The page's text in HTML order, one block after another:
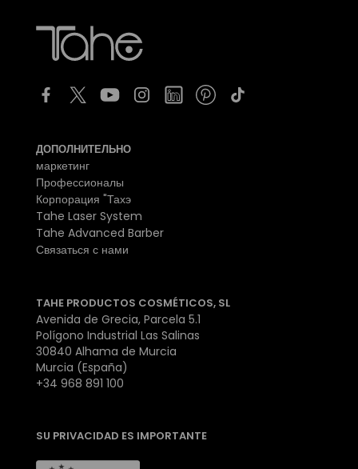
ДОПОЛНИТЕЛЬНО
маркетинг
Профессионалы
Корпорация "Тахэ
Tahe Laser System
Tahe Advanced Barber
Связаться с нами
TAHE PRODUCTOS COSMÉTICOS, SL
Avenida de Grecia, Parcela 5.1
Polígono Industrial Las Salinas
30840 Alhama de Murcia
Murcia (España)
+34 968 891 100
SU PRIVACIDAD ES IMPORTANTE